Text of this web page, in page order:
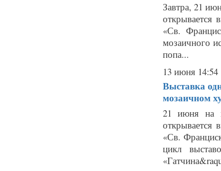
Завтра, 21
открывается
«Св.
мозаичного
попа...
13 июня 14:54
Выставка
мозаичном
21 июня на
открывается
«Св.
цикл